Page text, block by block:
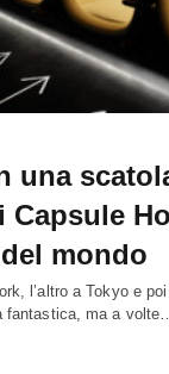
una
mondo
l’altro a Tokyo e
fantastica, ma a